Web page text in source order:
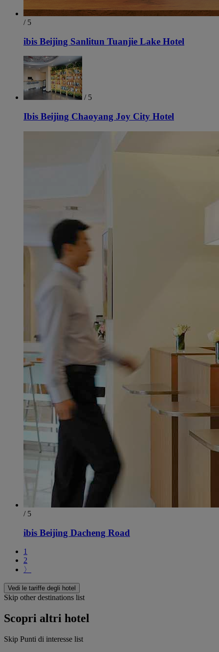
/ 5
ibis Beijing Sanlitun Tuanjie Lake Hotel
/ 5
Ibis Beijing Chaoyang Joy City Hotel
/ 5
ibis Beijing Dacheng Road
1
2
〉
Vedi le tariffe degli hotel
Skip other destinations list
Scopri altri hotel
Skip Punti di interesse list